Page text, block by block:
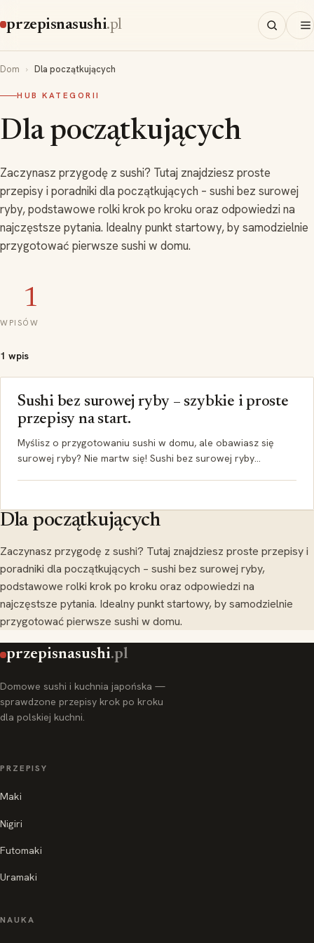
przepisnasushi.pl
Dom Dla początkujących
HUB KATEGORII
Dla początkujących
Zaczynasz przygodę z sushi? Tutaj znajdziesz proste
przepisy i poradniki dla początkujących – sushi bez surowej
ryby, podstawowe rolki krok po kroku oraz odpowiedzi na
najczęstsze pytania. Idealny punkt startowy, by samodzielnie
przygotować pierwsze sushi w domu.
1
WPISÓW
1 wpis
Sushi bez surowej ryby – szybkie i proste
przepisy na start.
Myślisz o przygotowaniu sushi w domu, ale obawiasz się
surowej ryby? Nie martw się! Sushi bez surowej ryby…
Dla początkujących
Zaczynasz przygodę z sushi? Tutaj znajdziesz proste przepisy i
poradniki dla początkujących – sushi bez surowej ryby,
podstawowe rolki krok po kroku oraz odpowiedzi na
najczęstsze pytania. Idealny punkt startowy, by samodzielnie
przygotować pierwsze sushi w domu.
przepisnasushi.pl
Domowe sushi i kuchnia japońska —
sprawdzone przepisy krok po kroku
dla polskiej kuchni.
PRZEPISY
Maki
Nigiri
Futomaki
Uramaki
NAUKA